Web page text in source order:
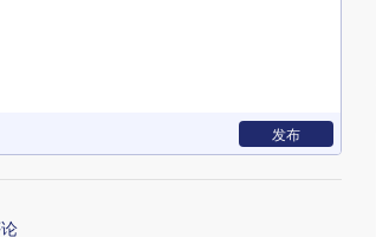
发布